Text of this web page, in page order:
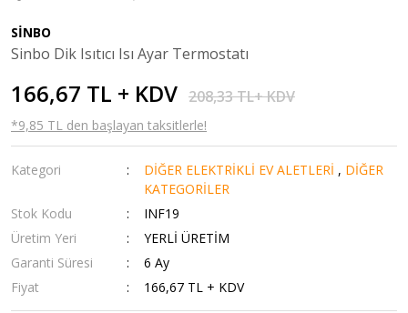
SİNBO
Sinbo Dik Isıtıcı Isı Ayar Termostatı
166,67 TL + KDV 208,33 TL+ KDV
*9,85 TL den başlayan taksitlerle!
Kategori DİĞER ELEKTRİKLİ EV ALETLERİ , DİĞER
KATEGORİLER
Stok Kodu
INF19
Üretim Yeri
YERLİ ÜRETİM
Garanti Süresi
6 Ay
Fiyat
166,67 TL + KDV